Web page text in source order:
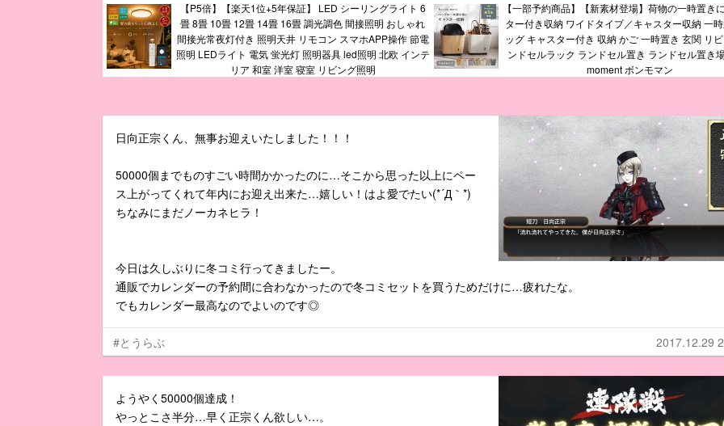
【P5倍】【楽天1位+5年保証】 LED シーリングライト 6
畳 8畳 10畳 12畳 14畳 16畳 調光調色 間接照明 おしゃれ
間接光常夜灯付き 照明天井 リモコン スマホAPP操作 節電
照明 LEDライト 電気 蛍光灯 照明器具 led照明 北欧 インテ
リア 和室 洋室 寝室 リビング照明
【一部予約商品】【新素材登場】荷物の一時置き
ター付き収納 ワイドタイプ／キャスター収納 一
ッグ キャスター付き 収納 かご 一時置き 玄関 リ
ンドセルラック ランドセル置き ランドセル置き
moment ボンモマン
日向正宗くん、無事お迎えいたしました！！！
50000個までものすごい時間かかったのに…そこから思った以上にペー
ス上がってくれて年内にお迎え出来た…嬉しい！はよ愛でたい(*´Д｀*)
ちなみにまだノーカネヒラ！
今日は久しぶりに冬コミ行ってきましたー。
通販でカレンダーの予約間に合わなかったので冬コミセットを買うためだけに…疲れたな。
でもカレンダー最高なのでよいのです◎
#とうらぶ 2017.12.29
ようやく50000個達成！
やっとこさ半分…早く正宗くん欲しい…。